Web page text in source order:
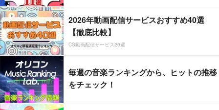
2026年動画配信サービスおすすめ40選
【徹底比較】
CS動画配信サービス20選
毎週の音楽ランキングから、ヒットの推移
をチェック！